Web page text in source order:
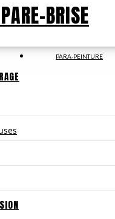
BRISE
PARA-PEINTURE